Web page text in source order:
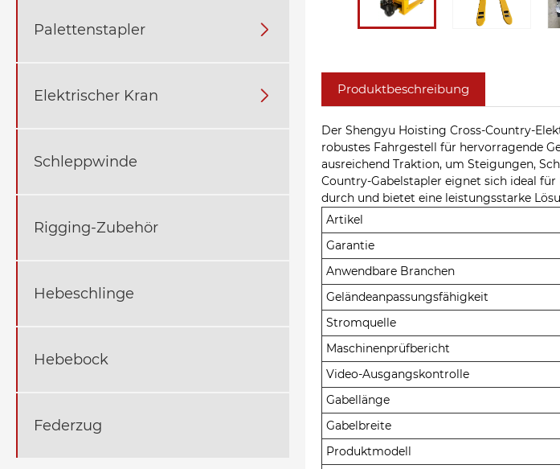
Palettenstapler 
Elektrischer Kran 
Schleppwinde
Rigging-Zubehör
Hebeschlinge
Hebebock
Federzug
Produktbeschreibung
Der Shengyu Hoisting Cross-Country-
robustes Fahrgestell für hervorragende
ausreichend Traktion, um Steigungen,
Country-Gabelstapler eignet sich ideal
durch und bietet eine leistungsstarke
Artikel
Garantie
Anwendbare Branchen
Geländeanpassungsfähigkeit
Stromquelle
Maschinenprüfbericht
Video-Ausgangskontrolle
Gabellänge
Gabelbreite
Produktmodell